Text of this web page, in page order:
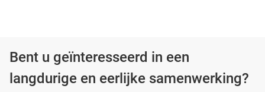
Bent u geïnteresseerd in een
langdurige en eerlijke samenwerking?